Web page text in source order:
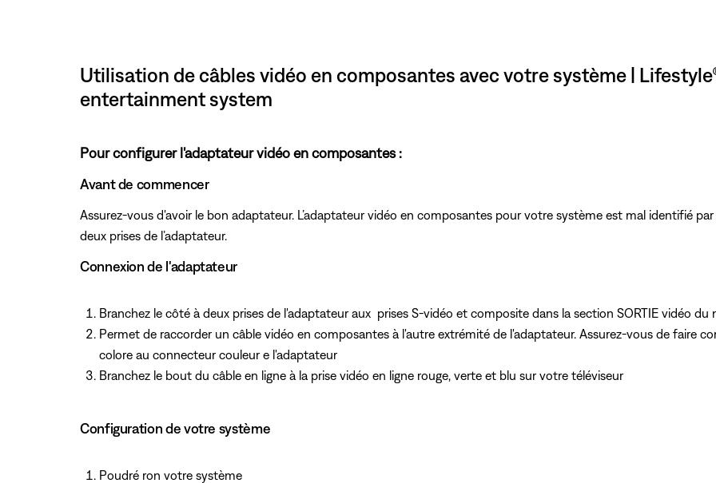
Utilisation de câbles vidéo en composantes avec votre système |
entertainment system
Pour configurer l'adaptateur vidéo en composantes :
Avant de commencer
Assurez-vous d'avoir le bon adaptateur. L’adaptateur vidéo en composantes pour votre système est mal identifié
deux prises de l’adaptateur.
Connexion de l'adaptateur
Branchez le côté à deux prises de l'adaptateur aux prises S-vidéo et composite dans la section SORTIE vidéo
Permet de raccorder un câble vidéo en composantes à l'autre extrémité de l'adaptateur. Assurez-vous de faire
colore au connecteur couleur e l'adaptateur
Branchez le bout du câble en ligne à la prise vidéo en ligne rouge, verte et blu sur votre téléviseur
Configuration de votre système
Poudré ron votre système